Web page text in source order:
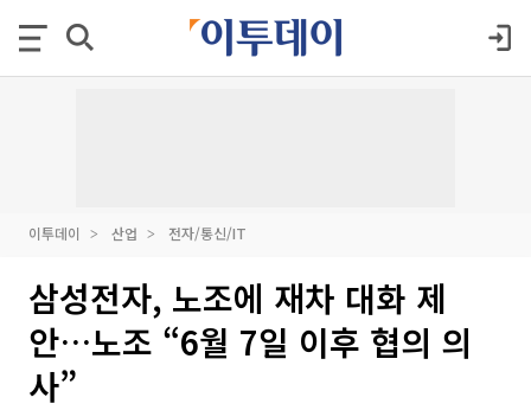
이투데이 산업 전자/통신/IT
삼성전자, 노조에 재차 대화 제
안…노조 “6월 7일 이후 협의 의
사”